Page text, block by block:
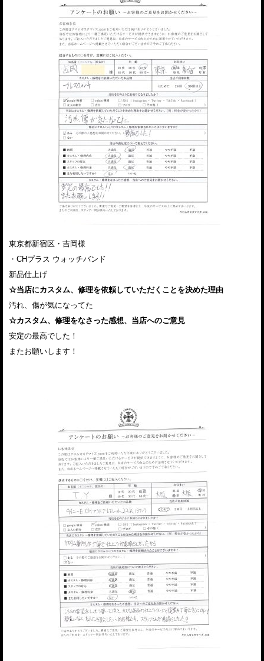
東京都新宿区・吉岡様
・CHプラス ウォッチバンド
新品仕上げ
☆当店にカスタム、修理を依頼していただくことを決めた理由
汚れ、傷が気になってた
☆カスタム、修理をなさった感想、当店へのご意見
安定の最高でした！
またお願いします！